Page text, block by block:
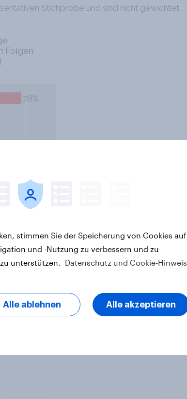
stimmen Sie der Speicherung von Cookies auf
und -Nutzung zu verbessern und zu
unterstützen. Datenschutz und Cookie-Hinweis
Alle ablehnen Alle akzeptieren